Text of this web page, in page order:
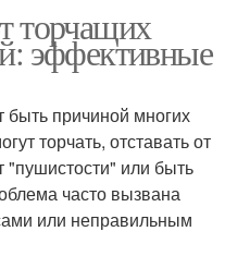
торчащих
эффективные
причиной многих
торчать, отставать от
"пушистости" или быть
часто вызвана
или неправильным